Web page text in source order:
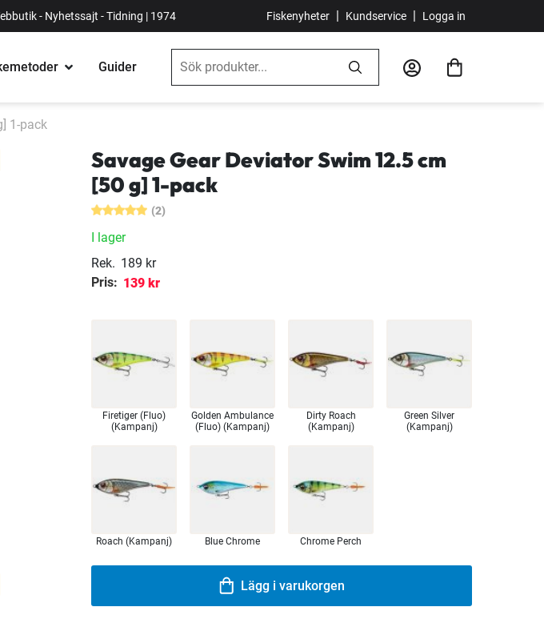
- Nyhetssajt - Tidning | 1974 Fiskenyheter | Kundservice | Logga in
Guider
1-pack
Savage Gear Deviator Swim 12.5 cm
[50 g] 1-pack
(2)
I lager
Rek. 189 kr
Pris: 139 kr
Firetiger (Fluo)
(Kampanj)
Golden Ambulance
(Fluo) (Kampanj)
Dirty Roach
(Kampanj)
Green Silver
(Kampanj)
Roach (Kampanj) Blue Chrome Chrome Perch
Lägg i varukorgen